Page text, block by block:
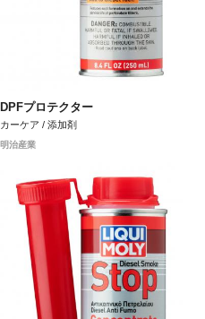
DPFプロテクター
カーケア / 添加剤
明治産業